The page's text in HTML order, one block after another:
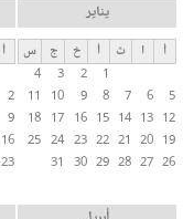
ب
ا
ت
ا
ل
أ
س
يناير
أ ا ث أ خ ج
س
1
2
3
4
5
6
7
8
9
10
11
12
13
14
15
16
17
18
19
20
21
22
23
24
25
26
27
28
29
30
31
أ
2
9
16
23